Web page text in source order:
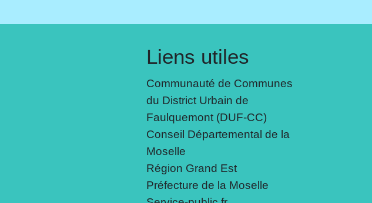
Liens utiles
Communauté de Communes
du District Urbain de
Faulquemont (DUF-CC)
Conseil Départemental de la
Moselle
Région Grand Est
Préfecture de la Moselle